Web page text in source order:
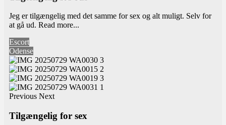
Jeg er tilgængelig med det samme for sex og alt muligt. Selv for
at gå ud. Read more...
Escort
Odense
Previous Next
Tilgængelig for sex